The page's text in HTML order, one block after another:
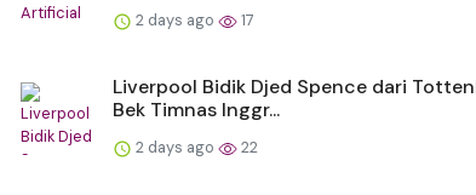
2 days ago 17
Liverpool Bidik Djed Spence dari
Bek Timnas Inggr...
2 days ago 22